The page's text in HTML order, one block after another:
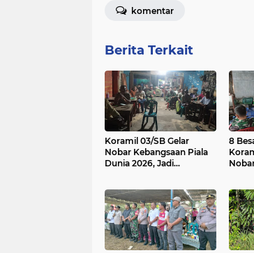
komentar
Berita Terkait
Koramil 03/SB Gelar
Nobar Kebangsaan Piala
Dunia 2026, Jadi
8